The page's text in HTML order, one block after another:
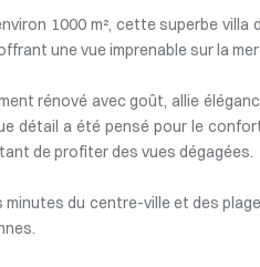
1000 m², cette superbe
une vue imprenable sur la
rénové avec goût, allie
détail a été pensé pour le
de profiter des vues dégagées.
minutes du centre-ville et des